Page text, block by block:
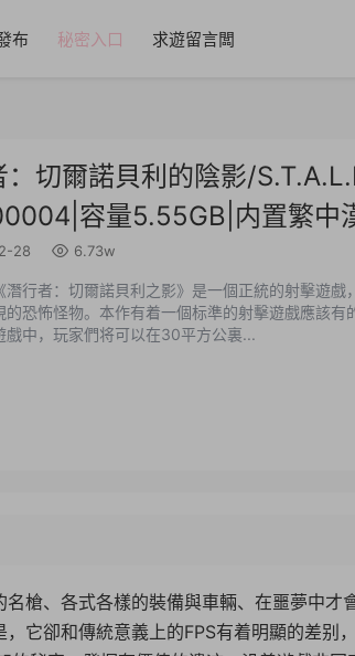
布 秘密入口 求遊留言闆
：切爾諾貝利的陰影/
容量5.55GB|内置繁中
28 6.73w
潛行者：切爾諾貝利之影》是一個正統的射擊遊
的恐怖怪物。本作有着一個标準的射擊遊戲應該
戲中，玩家們将可以在30平方公裏...
槍、各式各樣的裝備與車輛、在噩夢中才
它卻和傳統意義上的FPS有着明顯的差别